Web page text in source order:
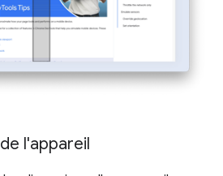
l'appareil